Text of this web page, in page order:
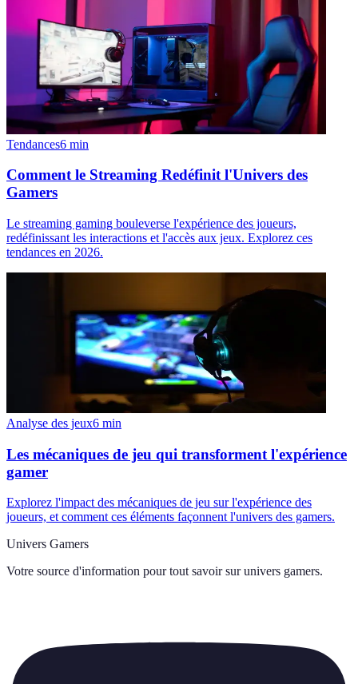
Tendances6 min
Comment le Streaming Redéfinit l'Univers des
Gamers
Le streaming gaming bouleverse l'expérience des joueurs,
redéfinissant les interactions et l'accès aux jeux. Explorez ces
tendances en 2026.
Analyse des jeux6 min
Les mécaniques de jeu qui transforment l'expérience
gamer
Explorez l'impact des mécaniques de jeu sur l'expérience des
joueurs, et comment ces éléments façonnent l'univers des gamers.
Univers Gamers
Votre source d'information pour tout savoir sur univers gamers.